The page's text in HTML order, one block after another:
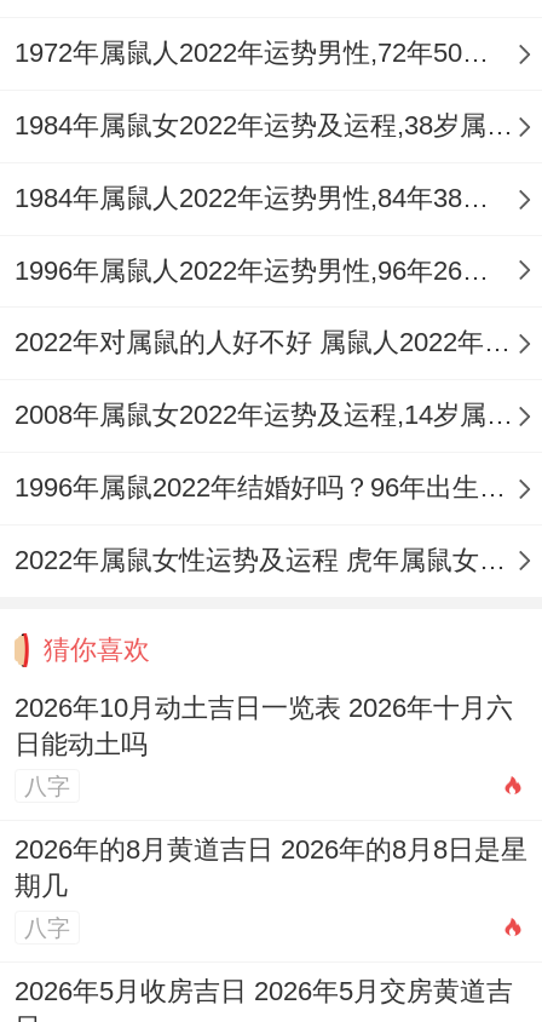
1972年属鼠人2022年运势男性,72年50岁属鼠男2022年每月运程怎么样
1984年属鼠女2022年运势及运程,38岁属鼠人2022全年每月运势女性如何
1984年属鼠人2022年运势男性,84年38岁属鼠男2022年每月运程怎么样
1996年属鼠人2022年运势男性,96年26岁属鼠男2022年每月运程怎么样
2022年对属鼠的人好不好 属鼠人2022年运势如何
2008年属鼠女2022年运势及运程,14岁属鼠人2022全年每月运势女性如何
1996年属鼠2022年结婚好吗？96年出生的26岁属鼠的人可以结婚吗？
2022年属鼠女性运势及运程 虎年属鼠女带什么转运
猜你喜欢
2026年10月动土吉日一览表 2026年十月六
日能动土吗
八字
2026年的8月黄道吉日 2026年的8月8日是星
期几
八字
2026年5月收房吉日 2026年5月交房黄道吉